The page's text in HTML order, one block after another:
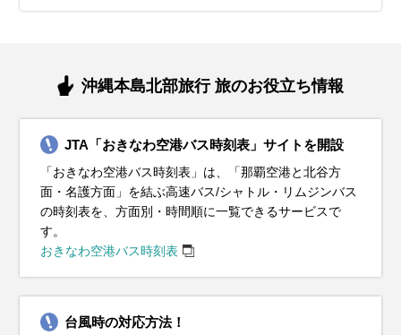
焼陶器市
り・東村つつじマラソン大会・タンカン（旬）
ライアスロン
（旬）
ル（旬）
沖縄本島北部旅行 旅のお役立ち情報
JTA「おきなわ空港バス時刻表」サイトを開設
「おきなわ空港バス時刻表」は、「那覇空港と北谷方
面・名護方面」を結ぶ高速バス/シャトル・リムジンバス
の時刻表を、方面別・時間順に一覧できるサービスで
す。
おきなわ空港バス時刻表
台風時の対応方法！